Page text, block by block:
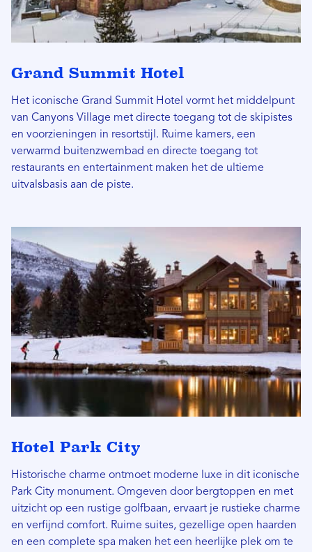
Grand Summit Hotel
Het iconische Grand Summit Hotel vormt het middelpunt
van Canyons Village met directe toegang tot de skipistes
en voorzieningen in resortstijl. Ruime kamers, een
verwarmd buitenzwembad en directe toegang tot
restaurants en entertainment maken het de ultieme
uitvalsbasis aan de piste.
Hotel Park City
Historische charme ontmoet moderne luxe in dit iconische
Park City monument. Omgeven door bergtoppen en met
uitzicht op een rustige golfbaan, ervaart je rustieke charme
en verfijnd comfort. Ruime suites, gezellige open haarden
en een complete spa maken het een heerlijke plek om te